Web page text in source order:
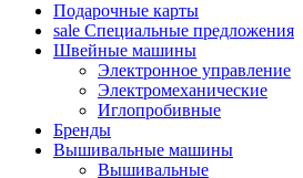
Подарочные карты
sale Специальные предложения
Швейные машины
Электронное управление
Электромеханические
Иглопробивные
Бренды
Вышивальные машины
Вышивальные